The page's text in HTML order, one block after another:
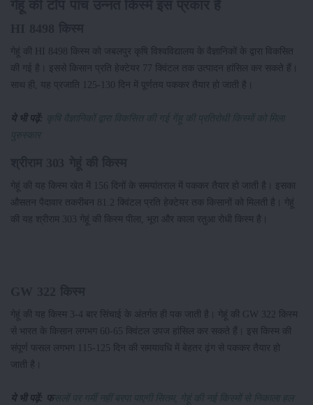
गेहूं की HI 8498 किस्म को जबलपुर कृषि विश्वविद्यालय के वैज्ञानिकों के द्वारा विकसित
की गई है। इससे किसान प्रति हेक्टेयर 77 क्विंटल तक उत्पादन हांसिल कर सकते हैं।
साथ ही, यह प्रजाति 125-130 दिन में पूर्णतय पककर तैयार हो जाती है।
ये भी पढ़ें:
कृषि वैज्ञानिकों द्वारा विकसित की गई गेंहू की प्रतिरोधी किस्मों को मिला
पुरुस्कार
गेहूं की यह किस्म खेत में 156 दिनों के समयांतराल में पककर तैयार हो जाती है। इसका
औसतन पैदावार तकरीबन 81.2 क्विंटल प्रति हेक्टेयर तक किसानों को मिलती है। गेहूं
की यह श्रीराम 303 गेहूं की किस्म पीला, भूरा और काला रतुआ रोधी किस्म है।
गेहूं की यह किस्म 3-4 बार सिंचाई के अंतर्गत ही पक जाती है। गेहूं की GW 322 किस्म
से भारत के किसान लगभग 60-65 क्विंटल उपज हांसिल कर सकते हैं। इस किस्म की
संपूर्ण फसल लगभग 115-125 दिन की समयावधि में बेहतर ढ़ंग से पककर तैयार हो
जाती है।
ये भी पढ़ें: फसलों पर गर्मी नहीं बरपा पाएगी सितम, गेहूं की नई किस्मों से निकाला हल